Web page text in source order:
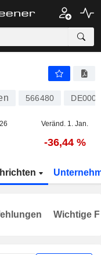
566480
Veränd. 1. Jan.
-36,44 %
Wichtige